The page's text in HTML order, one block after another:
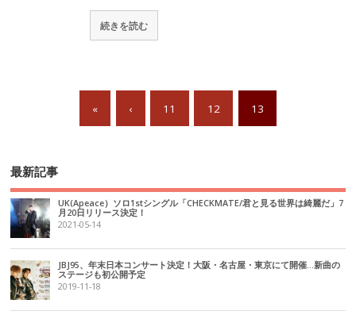
続きを読む
« ‹ 11 12 13
最新記事
UK(Apeace）ソロ1stシングル「CHECKMATE/君と見る世界は綺麗だ」7
月20日リリース決定！
2021-05-14
JBJ95、年末日本コンサート決定！大阪・名古屋・東京にて開催…新曲の
ステージも初公開予定
2019-11-18